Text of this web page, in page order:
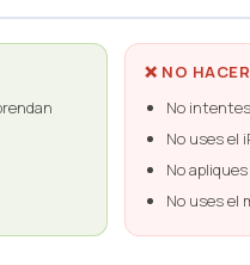
❌ NO HACER
No
No uses el
No
No uses el